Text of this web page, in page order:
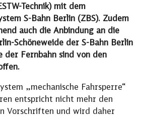
Technik) mit dem
S-Bahn Berlin (ZBS). Zudem
auch die Anbindung an die
Schöneweide der S-Bahn Berlin
der Fernbahn sind von den
„mechanische Fahrsperre“
entspricht nicht mehr den
Vorschriften und wird daher